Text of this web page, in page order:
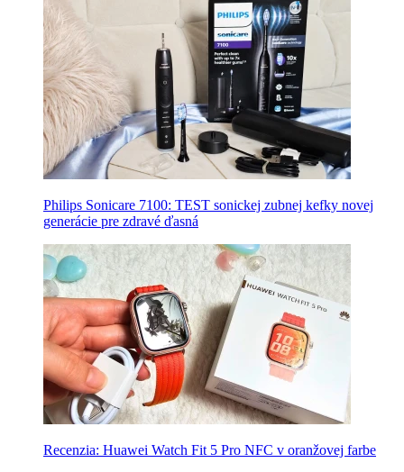
Philips Sonicare 7100: TEST sonickej zubnej kefky novej
generácie pre zdravé ďasná
Recenzia: Huawei Watch Fit 5 Pro NFC v oranžovej farbe